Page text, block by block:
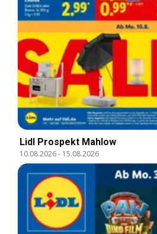
Lidl Prospekt Mahlow
10.08.2026- 15.08.2026